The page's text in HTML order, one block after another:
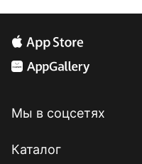
Мы в соцсетях
Каталог